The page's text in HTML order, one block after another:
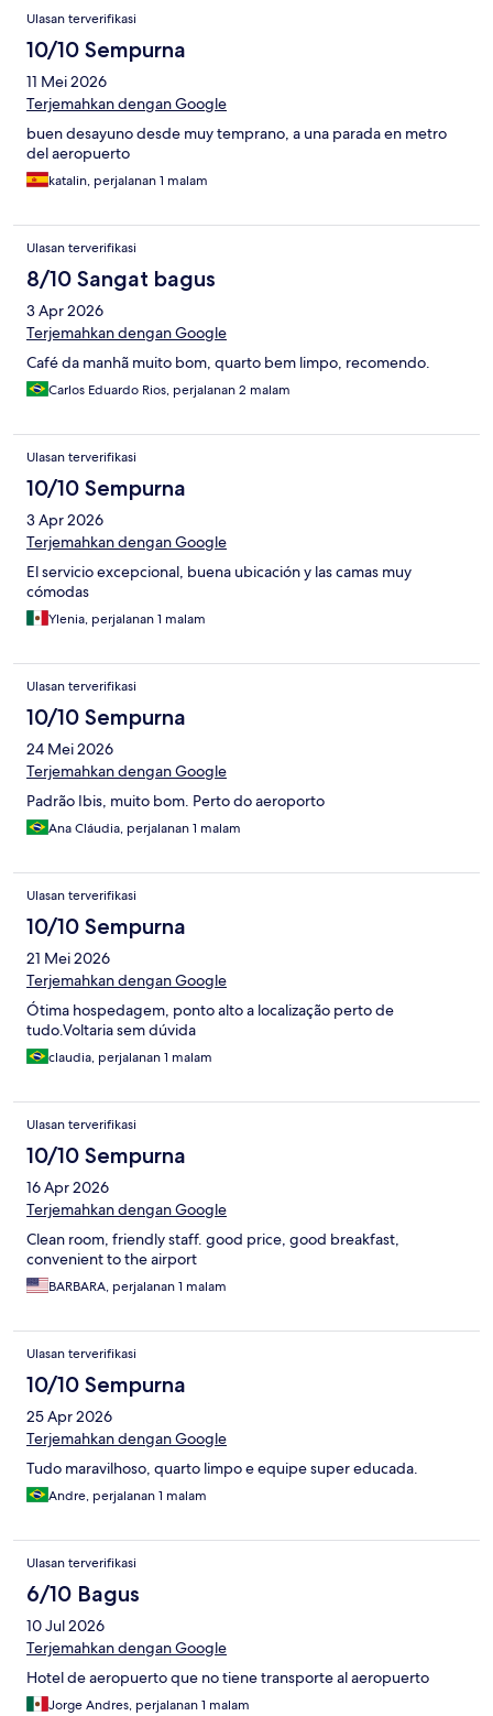
Ulasan terverifikasi
10/10 Sempurna
11 Mei 2026
Terjemahkan dengan Google
buen desayuno desde muy temprano, a una parada en metro
del aeropuerto
katalin, perjalanan 1 malam
Ulasan terverifikasi
8/10 Sangat bagus
3 Apr 2026
Terjemahkan dengan Google
Café da manhã muito bom, quarto bem limpo, recomendo.
Carlos Eduardo Rios, perjalanan 2 malam
Ulasan terverifikasi
10/10 Sempurna
3 Apr 2026
Terjemahkan dengan Google
El servicio excepcional, buena ubicación y las camas muy
cómodas
Ylenia, perjalanan 1 malam
Ulasan terverifikasi
10/10 Sempurna
24 Mei 2026
Terjemahkan dengan Google
Padrão Ibis, muito bom. Perto do aeroporto
Ana Cláudia, perjalanan 1 malam
Ulasan terverifikasi
10/10 Sempurna
21 Mei 2026
Terjemahkan dengan Google
Ótima hospedagem, ponto alto a localização perto de
tudo.Voltaria sem dúvida
claudia, perjalanan 1 malam
Ulasan terverifikasi
10/10 Sempurna
16 Apr 2026
Terjemahkan dengan Google
Clean room, friendly staff. good price, good breakfast,
convenient to the airport
BARBARA, perjalanan 1 malam
Ulasan terverifikasi
10/10 Sempurna
25 Apr 2026
Terjemahkan dengan Google
Tudo maravilhoso, quarto limpo e equipe super educada.
Andre, perjalanan 1 malam
Ulasan terverifikasi
6/10 Bagus
10 Jul 2026
Terjemahkan dengan Google
Hotel de aeropuerto que no tiene transporte al aeropuerto
Jorge Andres, perjalanan 1 malam